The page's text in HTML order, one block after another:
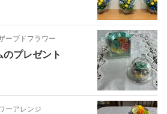
ーブドフラワー
プレゼント
ーアレンジ